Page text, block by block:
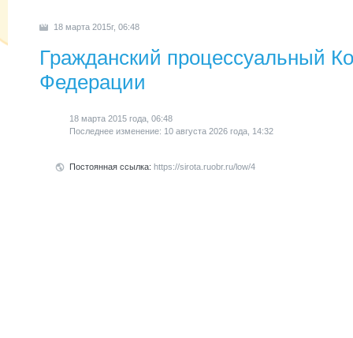
18 марта 2015г, 06:48
Гражданский процессуальный
Федерации
18 марта 2015 года, 06:48
Последнее изменение: 10 августа 2026 года, 14:32
Постоянная ссылка: https://sirota.ruobr.ru/low/4